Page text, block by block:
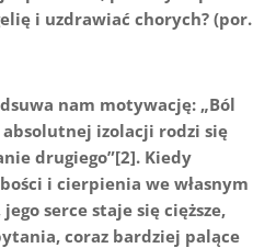
i uzdrawiać chorych? (por.
nam motywację: „Ból
izolacji rodzi się
drugiego”[2]. Kiedy
i cierpienia we własnym
serce staje się cięższe,
coraz bardziej palące